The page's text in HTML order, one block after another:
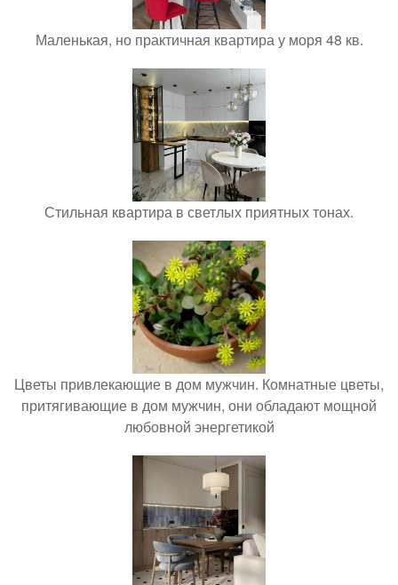
Маленькая, но практичная квартира у моря 48 кв.
Стильная квартира в светлых приятных тонах.
Цветы привлекающие в дом мужчин. Комнатные цветы,
притягивающие в дом мужчин, они обладают мощной
любовной энергетикой